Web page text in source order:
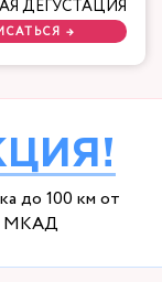
ДЕГУСТАЦИЯ
→
до 100 км от
МКАД